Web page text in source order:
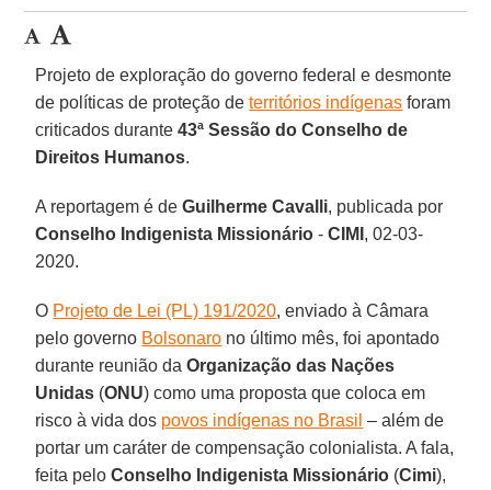
Projeto de exploração do governo federal e desmonte
de políticas de proteção deterritórios indígenas foram
criticados durante43ª Sessão do Conselho de
Direitos Humanos.
A reportagem é deGuilherme Cavalli, publicada por
Conselho Indigenista Missionário -CIMI , 02-03-
2020.
O Projeto de Lei (PL) 191/2020, enviado à Câmara
pelo governo Bolsonaro no último mês, foi apontado
durante reunião daOrganização das Nações
Unidas (ONU) como uma proposta que coloca em
risco à vida dos povos indígenas no Brasil – além de
portar um caráter de compensação colonialista. A fala,
feita peloConselho Indigenista Missionário (Cimi),